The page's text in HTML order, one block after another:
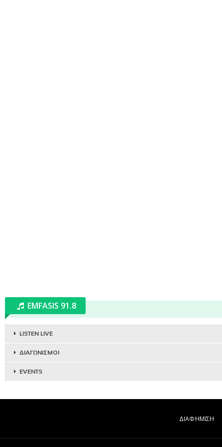
EMFASIS 91.8
LISTEN LIVE
ΔΙΑΓΩΝΙΣΜΟΙ
EVENTS
ΔΙΑΦΗΜΙΣΗ